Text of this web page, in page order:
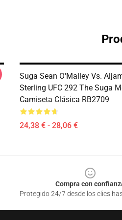
Suga Sean O'Malley Vs.
Sterling UFC 292 The Suga
Camiseta Clásica RB2709
24,38 € - 28,06 €
Compra con
Protegido 24/7 desde los clics